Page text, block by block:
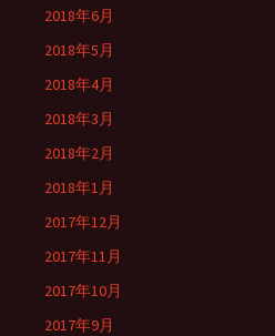
2018年6月
2018年5月
2018年4月
2018年3月
2018年2月
2018年1月
2017年12月
2017年11月
2017年10月
2017年9月